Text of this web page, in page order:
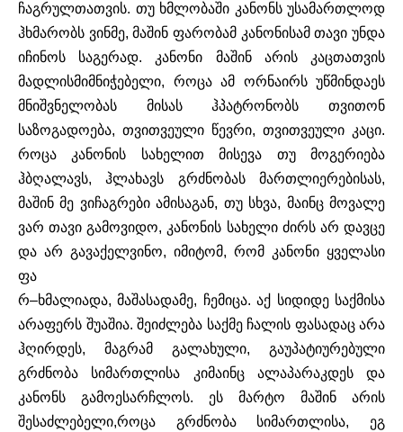
ჩაგრულთათვის. თუ ხმლობაში კანონს უსამართლოდ
ჰხმარობს ვინმე,მაშინ ფარობამ კანონისამ თავი უნდა
იჩინოს
საგერად. კანონი მაშინ არის
კაცთათვის
მადლისმიმნიჭებელი, როცა ამ ორნაირს უწმინდაეს
მნიშვნელობას
მისას ჰპატრონობსთვითონ
საზოგადოება, თვითვეული წევრი, თვითვეული კაცი.
როცა
კანონის სახელით მისევა თუ
მოგერიება
ჰბღალავს,ჰლახავს გრძნობას მართლიერებისას,
მაშინ მე ვიჩაგრები ამისაგან, თუ სხვა, მაინც მოვალე
ვარ თავი გამოვიდო, კანონის სახელი ძირს არ დავცე
და არ გავაქელვინო, იმიტომ, რომ კანონი ყველასი
ფა
რ–ხმალიადა,მაშასადამე, ჩემიცა.აქ სიდიდე საქმისა
არაფერს შუაშია. შეიძლება საქმე ჩალის ფასადაც არა
ჰღირდეს, მაგრამ გალახული, გაუპატიურებული
გრძნობა
სიმართლისა კიმაინც ალაპარაკდეს
და
კანონს
გამოესარჩლოს. ეს მარტო მაშინ
არის
შესაძლებელი,როცა გრძნობა სიმართლისა, ეგ